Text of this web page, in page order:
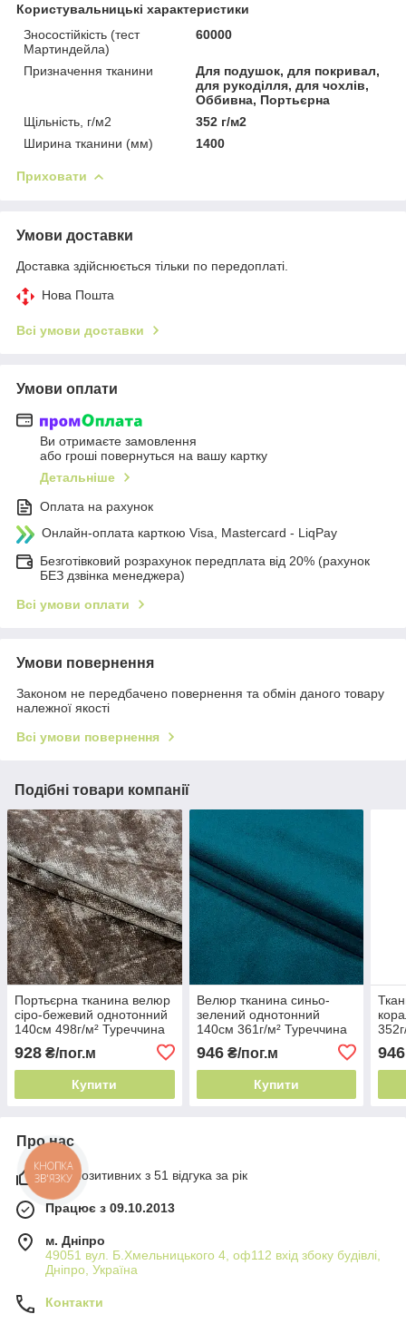
Користувальницькі характеристики
Зносостійкість (тест
Мартиндейла)
60000
Призначення тканини
Для подушок, для покривал,
для рукоділля, для чохлів,
Оббивна, Портьєрна
Щільність, г/м2
352 г/м2
Ширина тканини (мм)
1400
Приховати
Умови доставки
Доставка здійснюється тільки по передоплаті.
Нова Пошта
Всі умови доставки
Умови оплати
Ви отримаєте замовлення
або гроші повернуться на вашу картку
Детальніше
Оплата на рахунок
Онлайн-оплата карткою Visa, Mastercard - LiqPay
Безготівковий розрахунок передплата від 20% (рахунок
БЕЗ дзвінка менеджера)
Всі умови оплати
Умови повернення
Законом не передбачено повернення та обмін даного товару
належної якості
Всі умови повернення
Подібні товари компанії
Портьєрна тканина велюр
сіро-бежевий однотонний
140см 498г/м² Туреччина
928 ₴/пог.м
Купити
Велюр тканина синьо-
зелений однотонний
140см 361г/м² Туреччина
946₴/пог.м
Купити
946
Про нас
98% позитивних з 51 відгука за рік
Працює з 09.10.2013
м. Дніпро
49051 вул. Б.Хмельницького 4, оф112 вхід збоку будівлі,
Дніпро, Україна
Контакти
КНОПКА
ЗВ'ЯЗКУ